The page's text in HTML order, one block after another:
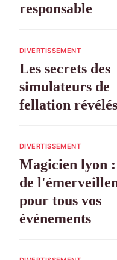
responsable
DIVERTISSEMENT
Les secrets des
simulateurs de
fellation révélés
DIVERTISSEMENT
Magicien lyon
de
pour tous vos
événements